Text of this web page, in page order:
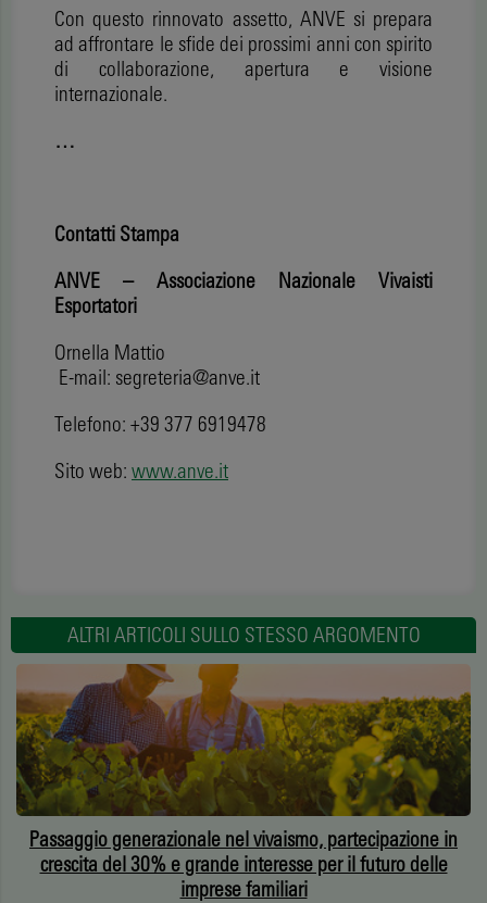
Con questo rinnovato assetto, ANVE si prepara
ad affrontare le sfide dei prossimi anni con spirito
di collaborazione, apertura e visione
internazionale.
…
Contatti Stampa
ANVE – Associazione Nazionale Vivaisti
Esportatori
Ornella Mattio
E-mail: segreteria@anve.it
Telefono: +39 377 6919478
Sito web: www.anve.it
ALTRI ARTICOLI SULLO STESSO ARGOMENTO
Passaggio generazionale nel vivaismo, partecipazione in
crescita del 30% e grande interesse per il futuro delle
imprese familiari